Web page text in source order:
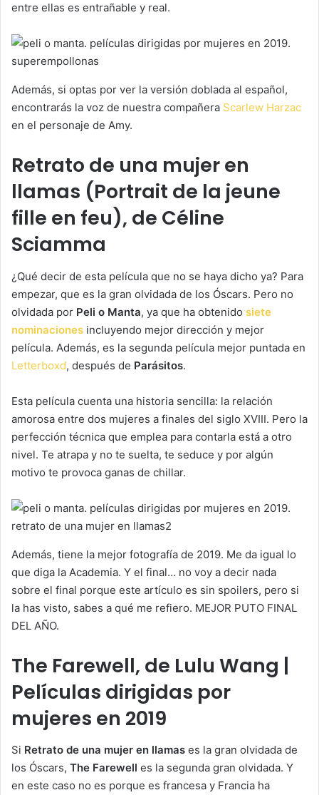
entre ellas es entrañable y real.
Además, si optas por ver la versión doblada al español,
encontrarás la voz de nuestra compañera Scarlew Harzac
en el personaje de Amy.
Retrato de una mujer en
llamas (Portrait de la jeune
fille en feu), de Céline
Sciamma
¿Qué decir de esta película que no se haya dicho ya? Para
empezar, que es la gran olvidada de los Óscars. Pero no
olvidada por Peli o Manta, ya que ha obtenido siete
nominaciones incluyendo mejor dirección y mejor
película. Además, es la segunda película mejor puntada en
Letterboxd, después de Parásitos.
Esta película cuenta una historia sencilla: la relación
amorosa entre dos mujeres a finales del siglo XVIII. Pero la
perfección técnica que emplea para contarla está a otro
nivel. Te atrapa y no te suelta, te seduce y por algún
motivo te provoca ganas de chillar.
Además, tiene la mejor fotografía de 2019. Me da igual lo
que diga la Academia. Y el final… no voy a decir nada
sobre el final porque este artículo es sin spoilers, pero si
la has visto, sabes a qué me refiero. MEJOR PUTO FINAL
DEL AÑO.
The Farewell, de Lulu Wang |
Películas dirigidas por
mujeres en 2019
Si Retrato de una mujer en llamas es la gran olvidada de
los Óscars, The Farewell es la segunda gran olvidada. Y
en este caso no es porque es francesa y Francia ha